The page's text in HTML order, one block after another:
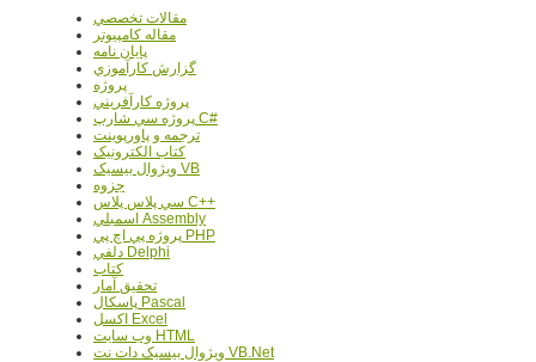
مقالات تخصصي
مقاله کامپیوتر
پایان نامه
گزارش کارآموزي
پروژه
پروژه کارآفريني
پروژه سي شارپ C#
ترجمه و پاورپوينت
کتاب الکترونيک
ويژوال بيسيک VB
جزوه
سي پلاس پلاس C++
اسمبلي Assembly
پروژه پي اچ پي PHP
دلفي Delphi
کتاب
تحقيق آمار
پاسکال Pascal
اکسل Excel
وب سايت HTML
ويژوال بيسيک دات نت VB.Net